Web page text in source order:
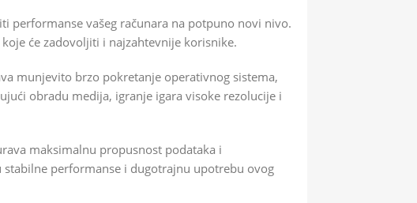
performanse vašeg računara na potpuno novi nivo.
će zadovoljiti i najzahtevnije korisnike.
munjevito brzo pokretanje operativnog sistema,
obradu medija, igranje igara visoke rezolucije i
maksimalnu propusnost podataka i
performanse i dugotrajnu upotrebu ovog